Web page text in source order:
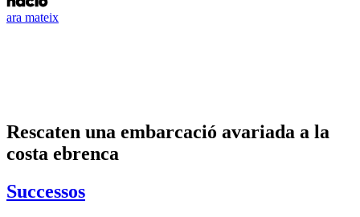
ara mateix
Rescaten una embarcació avariada a la
costa ebrenca
Successos